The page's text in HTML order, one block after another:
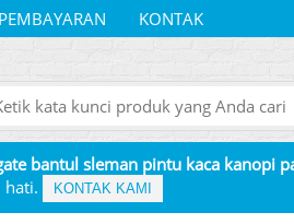
PEMBAYARAN
KONTAK
bantul sleman pintu kaca kanopi
hati.
KONTAK KAMI